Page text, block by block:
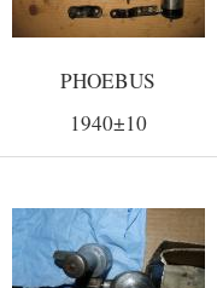
PHOEBUS
1940±10